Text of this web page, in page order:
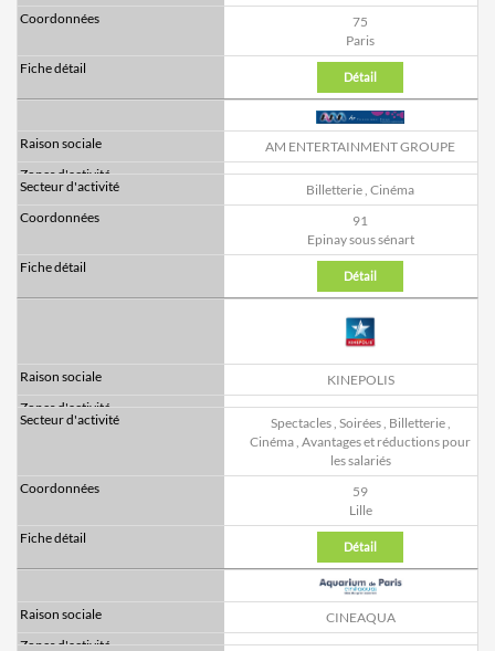
75
Paris
Détail
AM ENTERTAINMENT GROUPE
Billetterie Cinéma
91
Epinay sous sénart
Détail
KINEPOLIS
Spectacles, Soirées, Billetterie,
Cinéma Avantages et réductions pour
les salariés
59
Lille
Détail
CINEAQUA